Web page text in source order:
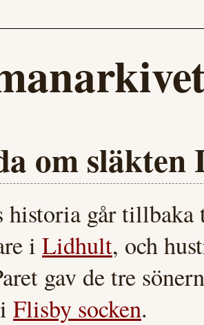
om släkten
historia går
i Lidhult, och
gav de tre
i Flisby socken.